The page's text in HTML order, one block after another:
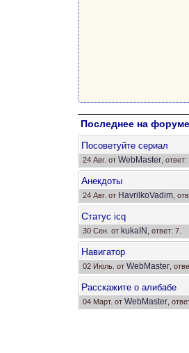
Последнее на
Посоветуйте сериал
24 Авг. от WebMaster , ответ:
Анекдоты
24 Авг. от HavrilkoVadim ,
Статус icq
30 Сен. от kukaIN , ответ: 7.
Навигатор
02 Июль. от WebMaster ,
Расскажите о алибабе
04 Март. от WebMaster ,